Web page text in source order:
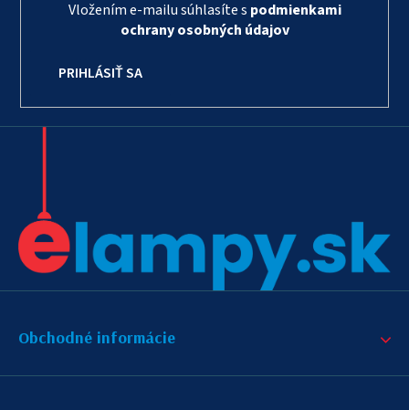
Vložením e-mailu súhlasíte s podmienkami
ochrany osobných údajov
PRIHLÁSIŤ SA
Obchodné informácie